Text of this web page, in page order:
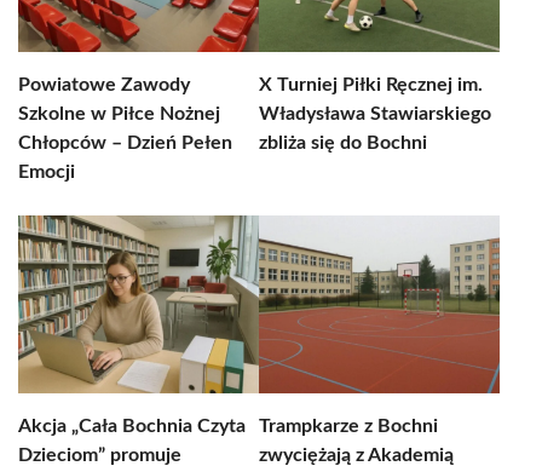
Powiatowe Zawody
Szkolne w Piłce Nożnej
Chłopców – Dzień Pełen
Emocji
X Turniej Piłki Ręcznej im.
Władysława Stawiarskiego
zbliża się do Bochni
Akcja „Cała Bochnia Czyta
Dzieciom” promuje
Trampkarze z Bochni
zwyciężają z Akademią